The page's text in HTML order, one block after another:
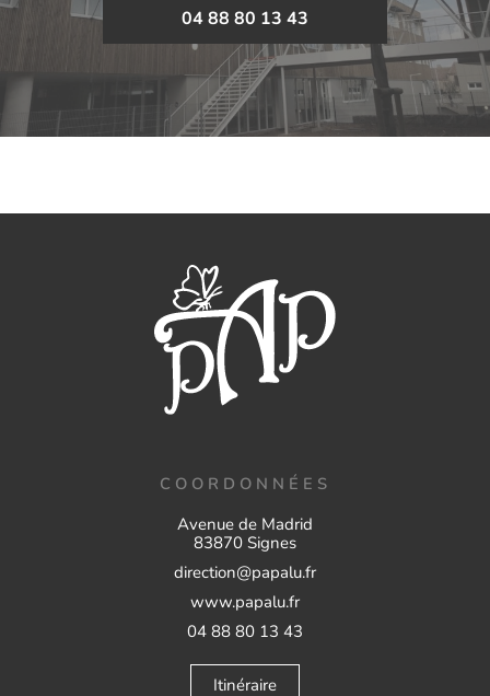
04 88 80 13 43
COORDONNÉES
Avenue de Madrid
83870 Signes
direction@papalu.fr
www.papalu.fr
04 88 80 13 43
Itinéraire